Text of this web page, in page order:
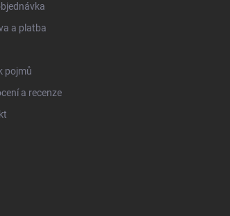
a platba
pojmů
a recenze